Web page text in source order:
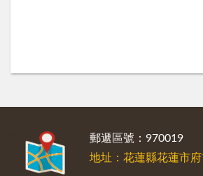
郵遞區號：970019
地址：花蓮縣花蓮市